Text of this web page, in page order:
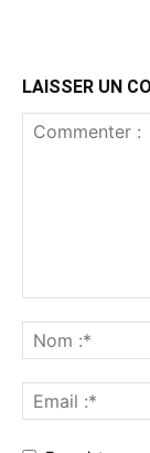
LAISSER UN